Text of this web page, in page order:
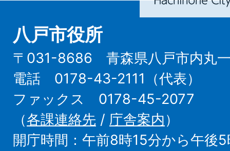
八戸市役所
〒031-8686 青森県八戸市内丸一
電話 0178-43-2111（代表）
ファックス 0178-45-2077
（各課連絡先 / 庁舎案内）
開庁時間：午前8時15分から午後5